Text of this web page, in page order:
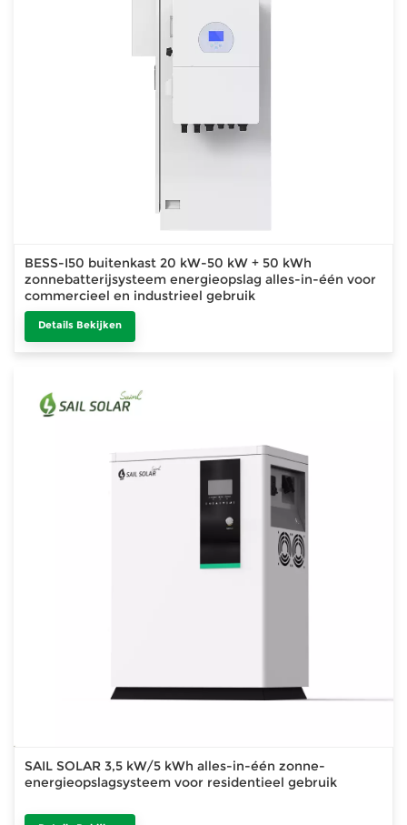
BESS-I50 buitenkast 20 kW-50 kW + 50 kWh
zonnebatterijsysteem energieopslag alles-in-één voor
commercieel en industrieel gebruik
Details Bekijken
SAIL SOLAR 3,5 kW/5 kWh alles-in-één zonne-
energieopslagsysteem voor residentieel gebruik